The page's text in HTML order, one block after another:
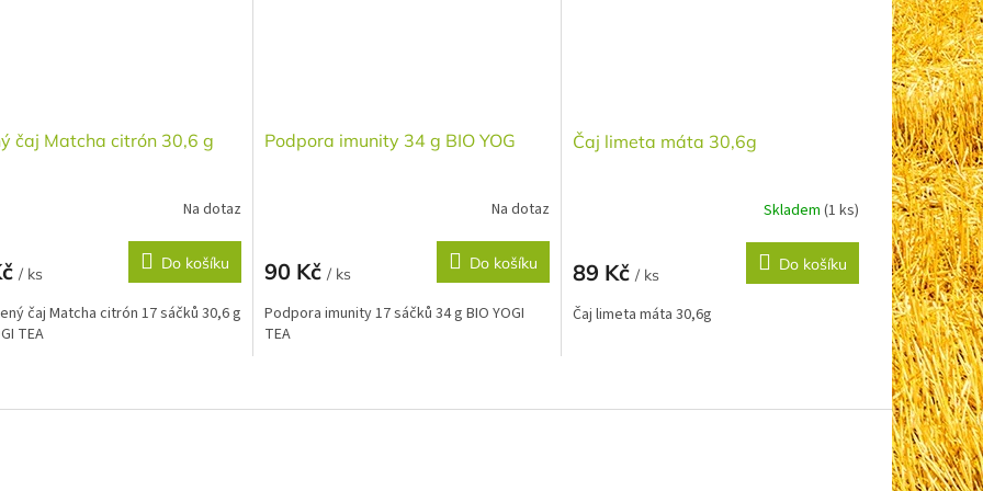
čaj Matcha citrón 30,6 g
Na dotaz
/ ks
Do košíku
čaj Matcha citrón 17 sáčků 30,6 g
TEA
Podpora imunity 34 g BIO YOG
Na dotaz
90 Kč / ks
Do košíku
Podpora imunity 17 sáčků 34 g BIO YOGI
TEA
Čaj limeta máta 30,6g
Skladem (1 ks)
89 Kč / ks
Do košíku
Čaj limeta máta 30,6g
v